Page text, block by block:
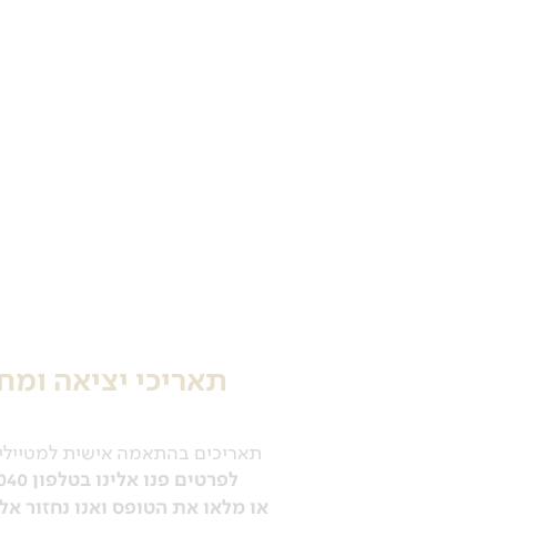
תאריכי יציאה
תאריכים בהתאמה אישית
לפרטים פנו אלינו בטלפון 03-5639040
או מלאו את הטופס ואנו נחזור